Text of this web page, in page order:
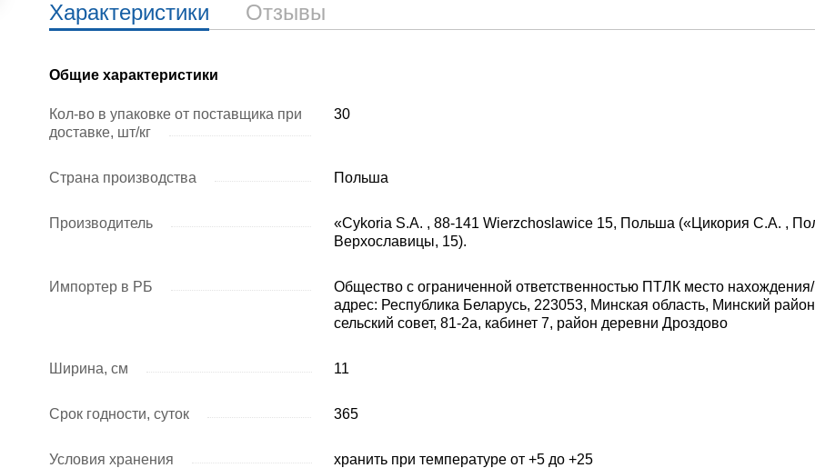
Характеристики Отзывы
Общие характеристики
Кол-во в упаковке от поставщика при
доставке, шт/кг
30
Страна производства Польша
Производитель
«Cykoria S.A. , 88-141 Wierzchoslawice 15, Польша («Цикория С.А. ,
Верхославицы, 15).
Импортер в РБ
Общество с ограниченной ответственностью ПТЛК место
адрес: Республика Беларусь, 223053, Минская область, Минский
сельский совет, 81-2а, кабинет 7, район деревни Дроздово
Ширина, см 11
Срок годности, суток 365
Условия хранения хранить при температуре от +5 до +25